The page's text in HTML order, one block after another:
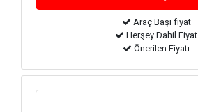
Araç Başı fiyat
Herşey Dahil Fiyat
Önerilen Fiyatı